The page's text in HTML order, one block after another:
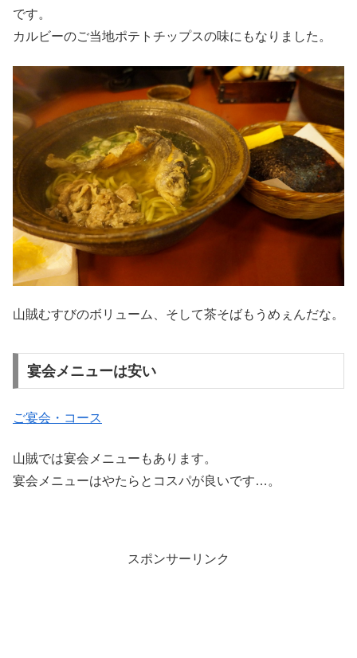
です。
カルビーのご当地ポテトチップスの味にもなりました。
山賊むすびのボリューム、そして茶そばもうめぇんだな。
宴会メニューは安い
ご宴会・コース
山賊では宴会メニューもあります。
宴会メニューはやたらとコスパが良いです…。
スポンサーリンク